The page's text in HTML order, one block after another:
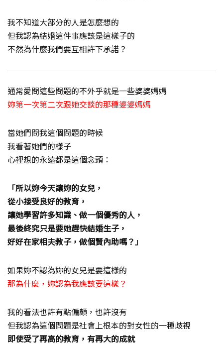
我不知道大部分的人是怎麼想的
但我認為結婚這件事應該是這樣子的
不然為什麼我們要互相許下承諾？
通常愛問這些問題的不外乎就是一些婆婆媽媽
妳第一次第二次跟她交談的那種婆婆媽媽
當她們問我這個問題的時候
我看著她們的樣子
心裡想的永遠都是這個念頭：
「所以妳今天讓妳的女兒，
從小接受良好的教育，
讓她學習許多知識、做一個優秀的人，
最後終究只是要她趕快結婚生子，
好好在家相夫教子，做個賢內助嗎？」
如果妳不認為妳的女兒是要這樣的
那為什麼，妳認為我應該要這樣？
我的看法也許有點偏頗，也許沒有
但我認為這個問題是社會上根本的對女性的一種歧視
即使受了再高的教育，有再大的成就